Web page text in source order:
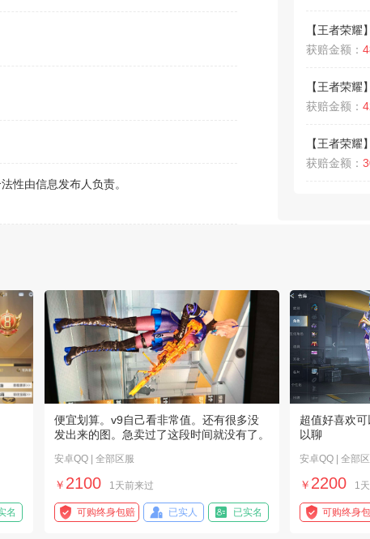
性由信息发布人负责。
【王者荣耀
获赔金额：
【王者荣耀
获赔金额：
【王者荣耀
获赔金额：
【英雄联盟
获赔金额：
【永劫无间
获赔金额：
【永劫无间
【斗罗大陆
获赔金额：
名
便宜划算。v9自己看非常值。还有很多没
发出来的图。急卖过了这段时间就没有了。
安卓QQ | 全部区服
￥ 2100 1天前来过
可购终身包赔 已实人 已实名
超值好喜欢
以聊
安卓QQ | 全部
￥ 2200 1
可购终身